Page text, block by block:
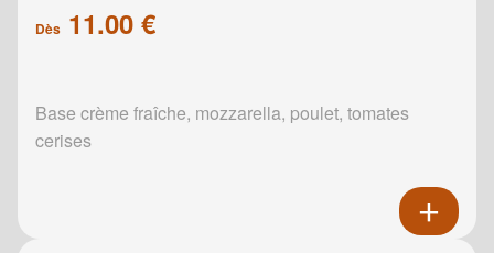
Dès 11.00 €
Base crème fraîche, mozzarella, poulet, tomates
cerises